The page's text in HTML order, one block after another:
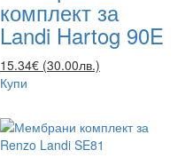
комплект за
Landi Hartog 90E
15.34€ (30.00лв.)
Купи